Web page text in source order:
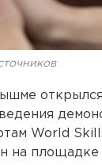
World
на площадке